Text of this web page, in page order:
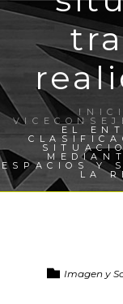
EL
ESPACIOS Y
LA
Imagen y